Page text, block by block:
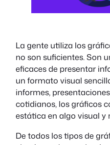
La gente utiliza los
no son suficientes. Son
eficaces de presentar
un formato visual
informes,
cotidianos, los gráficos
estática en algo visual y
De todos los tipos de